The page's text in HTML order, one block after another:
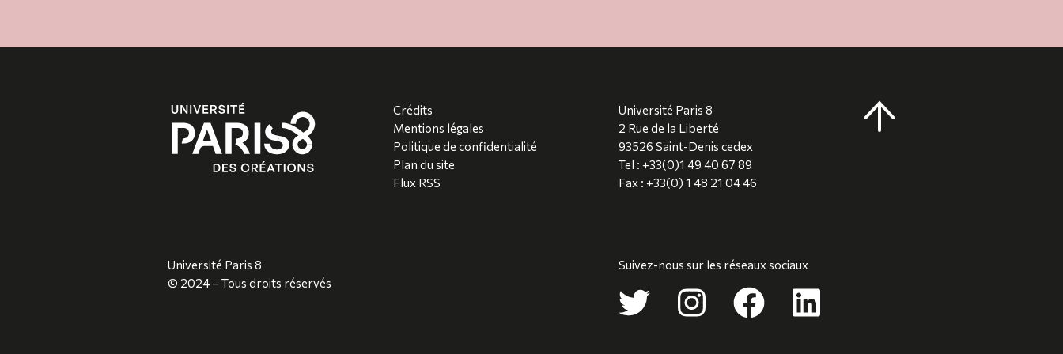
Crédits
Mentions légales
Politique de confidentialité
Plan du site
Flux RSS
Université Paris 8
2 Rue de la Liberté
93526 Saint-Denis cedex
Tel : +33(0)1 49 40 67 89
Fax : +33(0) 1 48 21 04 46
Université Paris 8
© 2024 – Tous droits réservés
Suivez-nous sur les réseaux sociaux